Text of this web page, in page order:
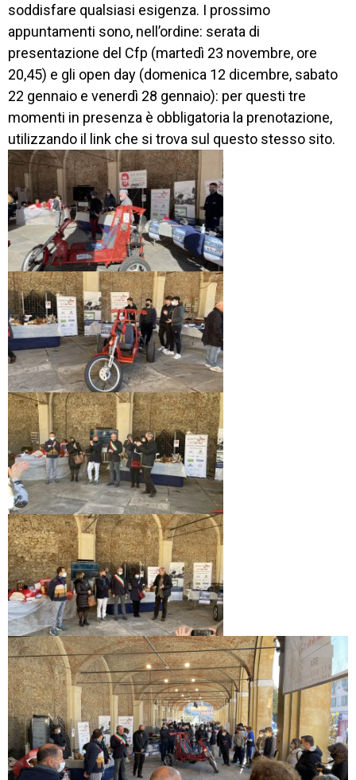
ORIENTAMENTO
QUALITÀ
E
ACCREDITAMENTO
EXTRA
CONTATTI
soddisfare qualsiasi esigenza. I prossimo
appuntamenti sono, nell’ordine: serata di
presentazione del Cfp (martedì 23 novembre, ore
20,45) e gli open day (domenica 12 dicembre, sabato
22 gennaio e venerdì 28 gennaio): per questi tre
momenti in presenza è obbligatoria la prenotazione,
utilizzando il link che si trova sul questo stesso sito.